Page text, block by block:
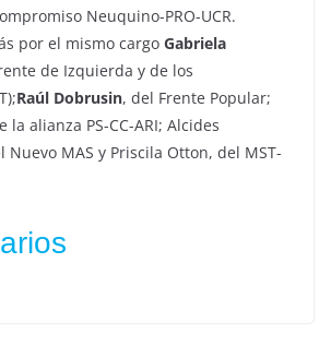
Neuquino-PRO-UCR.
por el mismo cargo Gabriela
de Izquierda y de los
Raúl Dobrusin, del Frente Popular;
la alianza PS-CC-ARI; Alcides
Nuevo MAS y Priscila Otton, del MST-